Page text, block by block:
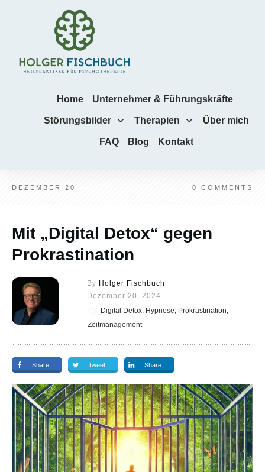
Home Unternehmer & Führungskräfte
Störungsbilder Therapien Über mich
FAQ Blog Kontakt
DEZEMBER 20 0 COMMENTS
Mit „Digital Detox“ gegen
Prokrastination
By Holger Fischbuch
Dezember 20, 2024
Digital Detox, Hypnose, Prokrastination,
Zeitmanagement
Share Tweet Share